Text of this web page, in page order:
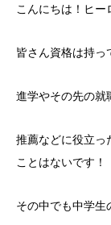
こんにちは！ヒー
皆さん資格は持っ
進学やその先の就
推薦などに役立っ
ことはないです！
その中でも中学生